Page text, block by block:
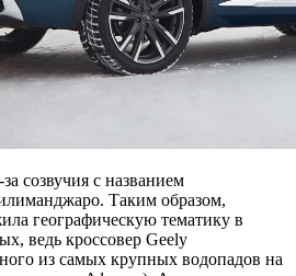
созвучия с названием
Таким образом,
географическую тематику в
ведь кроссовер Geely
из самых крупных водопадов на